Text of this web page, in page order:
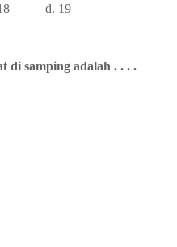
d. 19
di samping adalah . . . .